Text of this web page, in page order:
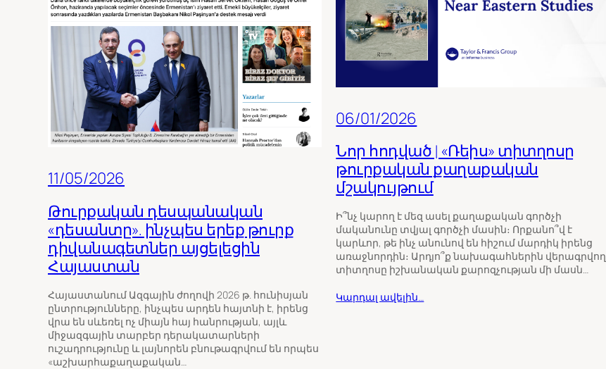
11/05/2026
Թուրքական դեսպանական
«դեսանտը». ինչպես երեք թուրք
դիվանագետներ այցելեցին
Հայաստան
Հայաստանում Ազգային ժողովի 2026 թ. հունիսյան
ընտրությունները, ինչպես արդեն հայտնի է, իրենց
վրա են սևեռել ոչ միայն հայ հանրության, այլև
միջազգային տարբեր դերակատարների
ուշադրությունը և լայնորեն բնութագրվում են որպես
«աշխարհաքաղաքական…
06/01/2026
Նոր հոդված | «Ռեիս» տիտղոսը
թուրքական քաղաքական
մշակույթում
Ի՞նչ կարող է մեզ ասել քաղաքական գործչի
մականունը տվյալ գործչի մասին։ Որքանո՞վ է
կարևոր, թե ինչ անունով են հիշում մարդիկ իրենց
առաջնորդին։ Արդյո՞ք նախագահներին վերագրվող
տիտղոսը իշխանական քարոզչության մի մասն…
Կարդալ ավելին…